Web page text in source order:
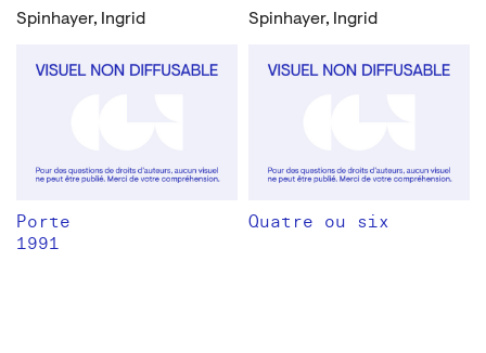
Spinhayer, Ingrid
Porte
1991
Spinhayer, Ingrid
Quatre ou six